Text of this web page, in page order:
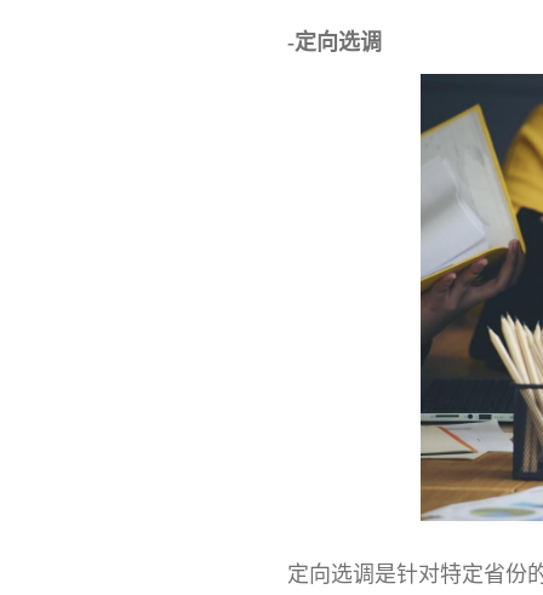
-定向选调
定向选调是针对特定省份